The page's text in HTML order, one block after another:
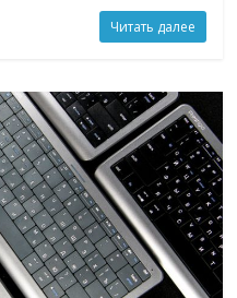
Читать далее